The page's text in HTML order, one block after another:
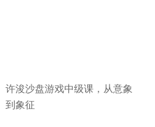
许浚沙盘游戏中级课，从意象
到象征